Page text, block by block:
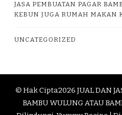
JASA PEMBUATAN PAGAR
KEBUN JUGA RUMAH MAKAN
UNCATEGORIZED
© Hak Cipta2026 JUAL DAN
BAMBU WULUNG ATAU